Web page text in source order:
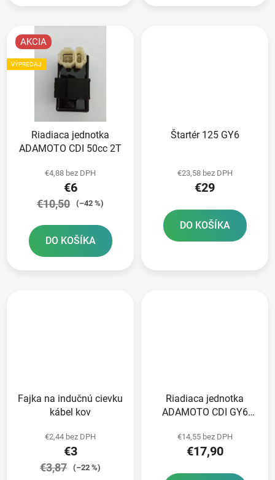
AKCIA
VÝPREDAJ
Riadiaca jednotka
ADAMOTO CDI 50cc 2T
€4,88 bez DPH
€6
€10,50 (–42 %)
DO KOŠÍKA
Štartér 125 GY6
€23,58 bez DPH
€29
DO KOŠÍKA
Fajka na indučnú cievku
kábel kov
€2,44 bez DPH
€3
€3,87 (–22 %)
Riadiaca jednotka
ADAMOTO CDI GY6
€14,55 bez DPH
€17,90